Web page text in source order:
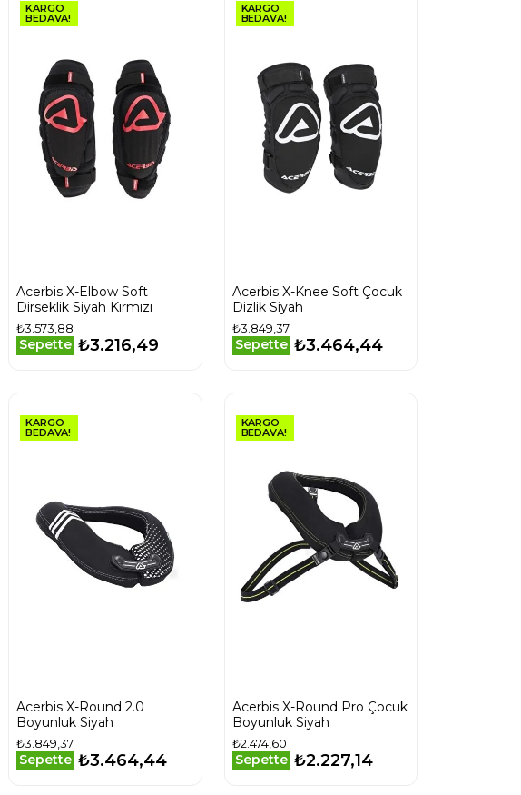
KARGO
BEDAVA!
Acerbis X-Elbow Soft
Dirseklik Siyah Kırmızı
₺3.573,88
Sepette ₺3.216,49
KARGO
BEDAVA!
Acerbis X-Knee Soft Çocuk
Dizlik Siyah
₺3.849,37
Sepette ₺3.464,44
KARGO
BEDAVA!
Acerbis X-Round 2.0
Boyunluk Siyah
₺3.849,37
Sepette ₺3.464,44
KARGO
BEDAVA!
Acerbis X-Round Pro Çocuk
Boyunluk Siyah
₺2.474,60
Sepette ₺2.227,14